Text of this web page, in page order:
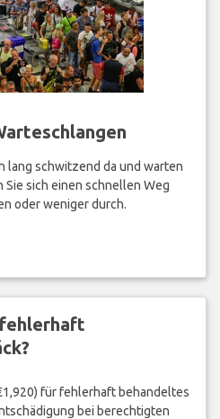
lang schwitzend da und warten
Sie sich einen schnellen Weg
oder weniger durch.
für fehlerhaft behandeltes
bei berechtigten